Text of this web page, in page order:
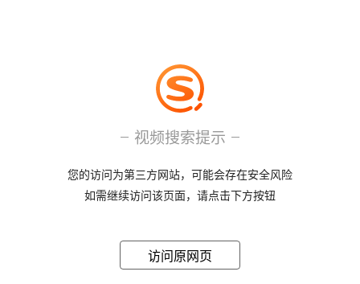
视频搜索提示
您的访问为第三方网站，可能会存在安全风险
如需继续访问该页面，请点击下方按钮
访问原网页